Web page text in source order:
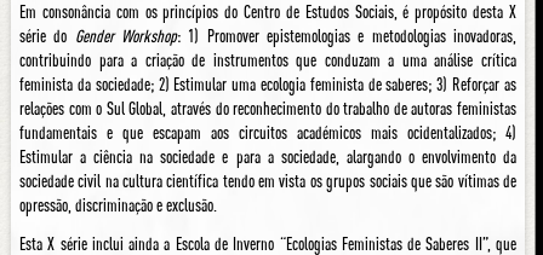
Em consonância com os princípios do Centro de Estudos Sociais, é propósito desta X
série do Gender Workshop: 1) Promover epistemologias e metodologias inovadoras,
contribuindo para a criação de instrumentos que conduzam a uma análise crítica
feminista da sociedade; 2) Estimular uma ecologia feminista de saberes; 3) Reforçar as
relações com o Sul Global, através do reconhecimento do trabalho de autoras feministas
fundamentais e que escapam aos circuitos académicos mais ocidentalizados; 4)
Estimular a ciência na sociedade e para a sociedade, alargando o envolvimento da
sociedade civil na cultura científica tendo em vista os grupos sociais que são vítimas de
opressão, discriminação e exclusão.
Esta X série inclui ainda a Escola de Inverno “Ecologias Feministas de Saberes II”, que